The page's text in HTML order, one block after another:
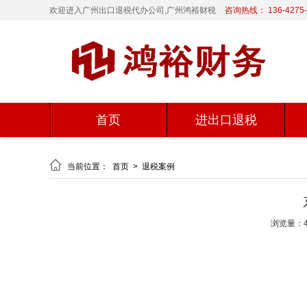
欢迎进入广州出口退税代办公司,广州鸿裕财税 咨询热线： 136-
首页 进出口退税
 当前位置： 首页 > 退税案例
浏览量：